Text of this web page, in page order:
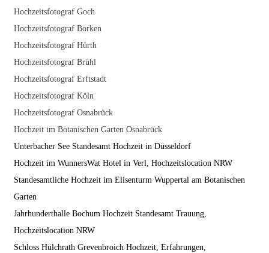
Hochzeitsfotograf Goch
Hochzeitsfotograf Borken
Hochzeitsfotograf Hürth
Hochzeitsfotograf Brühl
Hochzeitsfotograf Erftstadt
Hochzeitsfotograf Köln
Hochzeitsfotograf Osnabrück
Hochzeit im Botanischen Garten Osnabrück
Unterbacher See Standesamt Hochzeit in Düsseldorf
Hochzeit im WunnersWat Hotel in Verl, Hochzeitslocation NRW
Standesamtliche Hochzeit im Elisenturm Wuppertal am Botanischen
Garten
Jahrhunderthalle Bochum Hochzeit Standesamt Trauung,
Hochzeitslocation NRW
Schloss Hülchrath Grevenbroich Hochzeit, Erfahrungen,